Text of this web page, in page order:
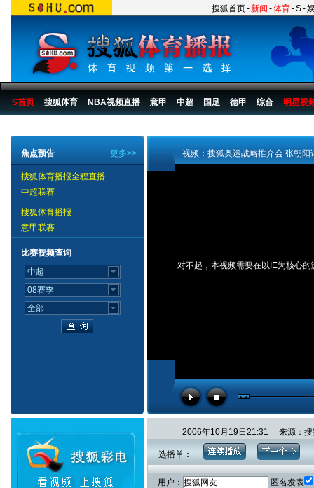
搜狐首页-新闻 -体育-S-
S首页 搜狐体育 NBA视频直播 意甲 中超 国足 德甲 综合 明星视
更多>>
焦点预告
搜狐体育播报全程直播
中超联赛
搜狐体育播报
意甲联赛
比赛视频查询
视频：搜狐奥运战略推介会 张朝阳
对不起，本视频需要在以IE为核心的
2006年10月19日21:31 来源：
选播单：
用户： 匿名发表